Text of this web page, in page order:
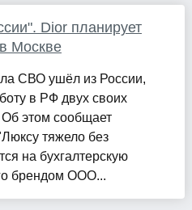
Dior планирует
Москве
СВО ушёл из России,
в РФ двух своих
этом сообщает
тяжело без
на бухгалтерскую
брендом ООО...